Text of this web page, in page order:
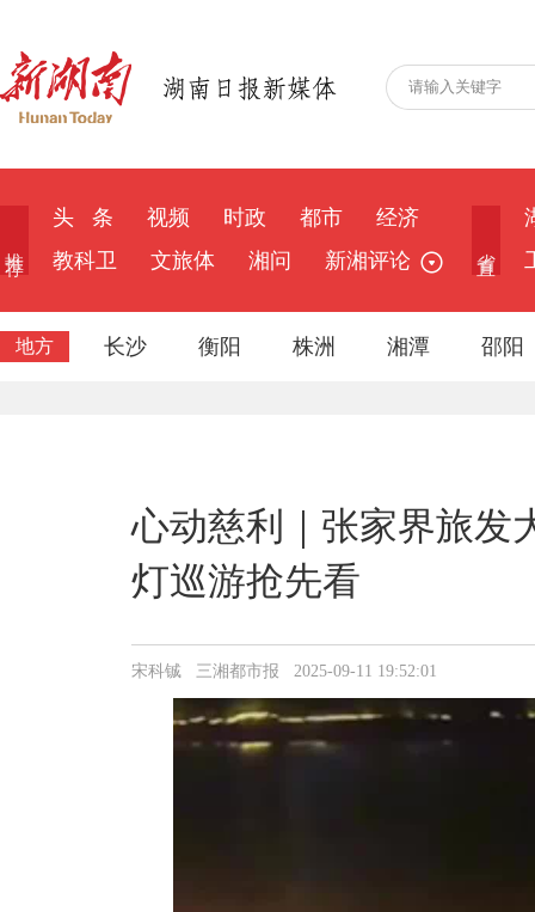
头 条 视频 时政 都市
经济
教科卫
文旅体 湘问 新湘评论
地方 长沙 衡阳 株洲 湘潭 邵阳
心动慈利｜张家界旅发
灯巡游抢先看
宋科铖 三湘都市报 2025-09-11 19:52:01